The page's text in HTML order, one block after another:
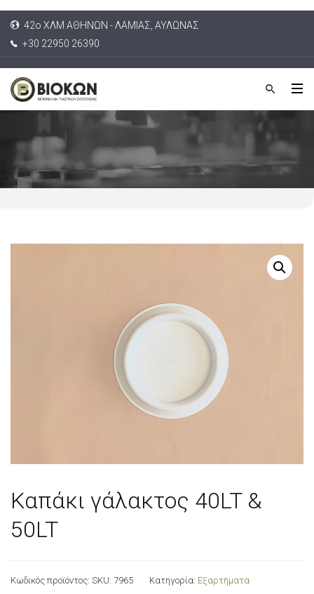
42ο ΧΛΜ ΑΘΗΝΩΝ - ΛΑΜΙΑΣ, ΑΥΛΩΝΑΣ
+30 22950 26390
Καπάκι γάλακτος 40LT &
50LT
Κωδικός προϊόντος: SKU: 7965 Κατηγορία: Εξαρτήματα